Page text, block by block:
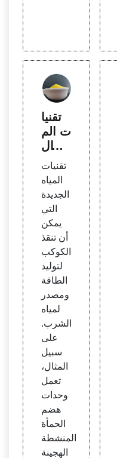
تقنيا
ت الم
ياه ال
جديدة
التي ي
مكن أ
ن تنق
ذ الكو
كب
تقنيات
المياه
الجديدة
التي
يمكن
أن تنقذ
الكوكب
لتوليد
الطاقة
ومصدر
لمياه
الشرب.
على
سبيل
المثال،
تعمل
وحدات
هضم
الحمأة
المنشطة
الهجينة